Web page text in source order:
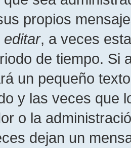
propios
editar, a veces
de tiempo. Si
un pequeño
y las veces que
o la
dejan un